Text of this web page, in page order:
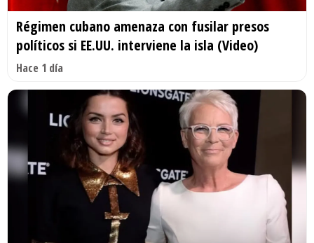
Régimen cubano amenaza con fusilar presos
políticos si EE.UU. interviene la isla (Video)
Hace 1 día